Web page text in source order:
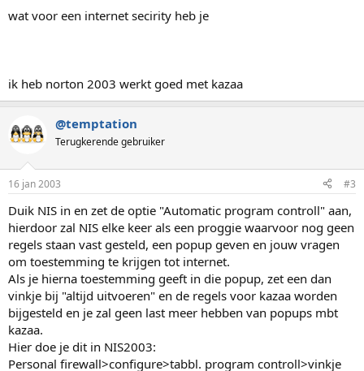
wat voor een internet secirity heb je
ik heb norton 2003 werkt goed met kazaa
@temptation
Terugkerende gebruiker
16 jan 2003 #3
Duik NIS in en zet de optie "Automatic program controll" aan,
hierdoor zal NIS elke keer als een proggie waarvoor nog geen
regels staan vast gesteld, een popup geven en jouw vragen
om toestemming te krijgen tot internet.
Als je hierna toestemming geeft in die popup, zet een dan
vinkje bij "altijd uitvoeren" en de regels voor kazaa worden
bijgesteld en je zal geen last meer hebben van popups mbt
kazaa.
Hier doe je dit in NIS2003:
Personal firewall>configure>tabbl. program controll>vinkje